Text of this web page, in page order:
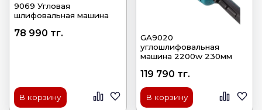
9069 Угловая
шлифовальная машина
78 990 тг.
В корзину
GA9020
углошлифовальная
машина 2200w 230мм
119 790 тг.
В корзину